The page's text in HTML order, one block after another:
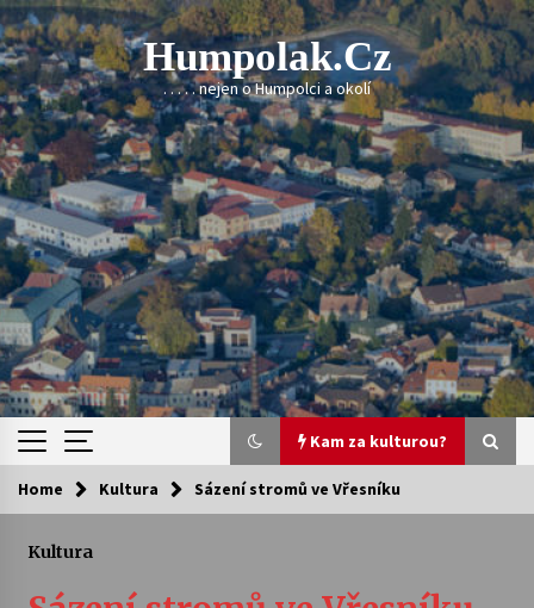
Skip
to
content
Humpolak.cz
. . . . . nejen o Humpolci a okolí
Kam za kulturou?
Kam za kulturou?
Sukuba Ensemble
Home Kultura Sázení stromů ve Vřesníku
Kultura